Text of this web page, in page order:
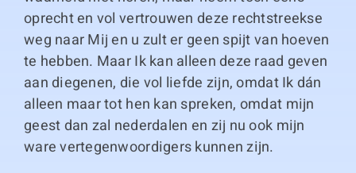
oprecht en vol vertrouwen deze rechtstreekse
weg naar Mij en u zult er geen spijt van hoeven
te hebben. Maar Ik kan alleen deze raad geven
aan diegenen, die vol liefde zijn, omdat Ik dán
alleen maar tot hen kan spreken, omdat mijn
geest dan zal nederdalen en zij nu ook mijn
ware vertegenwoordigers kunnen zijn.